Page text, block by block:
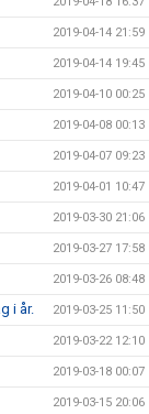
2019-04-14 21:59
2019-04-14 19:45
2019-04-10 00:25
2019-04-08 00:13
2019-04-07 09:23
2019-04-01 10:47
2019-03-30 21:06
2019-03-27 17:58
2019-03-26 08:48
i år. 2019-03-25 11:50
2019-03-22 12:10
2019-03-18 00:07
2019-03-15 20:06